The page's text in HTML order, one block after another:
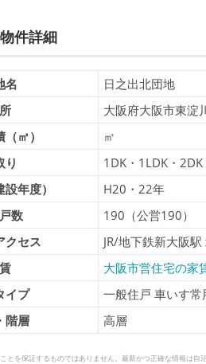
件詳細
名
日之出北団地
大阪府大阪市東淀
㎡）
㎡
り
1DK・1LDK・
年度）
H20・22年
数
190（公営190）
クセス
JR/地下鉄新大阪
大阪市営住宅の家
イプ
一般住戸 車いす
階層
高層
とを保証するものではありません。最新かつ正確な情報は